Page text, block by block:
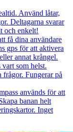
Använd låtar,
Deltagarna svarar
och enkelt!
få dina användare
gps för att aktivera
annat krångel.
som helst.
Fungerar på
används för att
banan helt
Inget